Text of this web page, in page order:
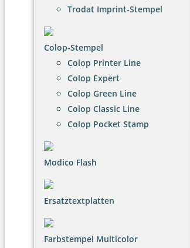
Trodat Imprint-Stempel
Colop-Stempel
Colop Printer Line
Colop Expert
Colop Green Line
Colop Classic Line
Colop Pocket Stamp
Modico Flash
Ersatztextplatten
Farbstempel Multicolor